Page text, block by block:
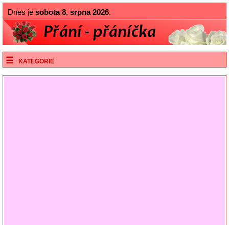
Dnes je sobota 8. srpna 2026.
KATEGORIE